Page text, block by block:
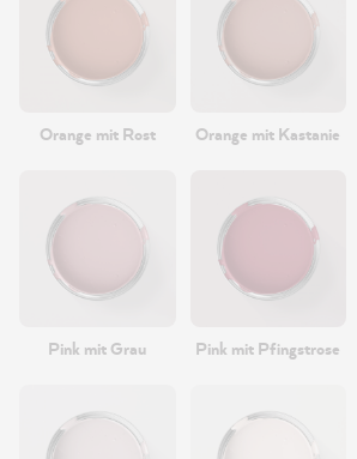
Orange mit Rost Orange mit Kastanie
Pink mit Grau Pink mit Pfingstrose